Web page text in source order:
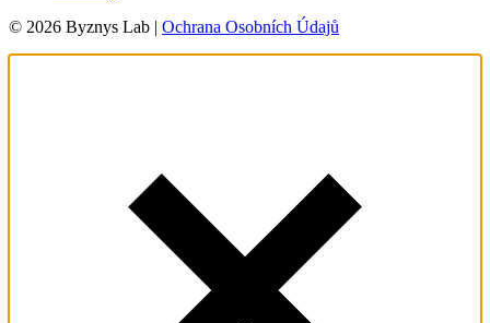
© 2026 Byznys Lab | Ochrana Osobních Údajů